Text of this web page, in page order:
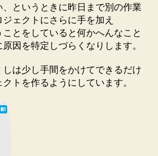
、というときに昨日まで別の作業
ェクトにさらに手を加え
とをしていると何かへんなこと
因を特定しづらくなりします。
しは少し手間をかけてできるだけ
トを作るようにしています。